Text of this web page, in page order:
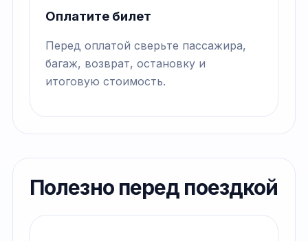
Оплатите билет
Перед оплатой сверьте пассажира,
багаж, возврат, остановку и
итоговую стоимость.
Полезно перед поездкой